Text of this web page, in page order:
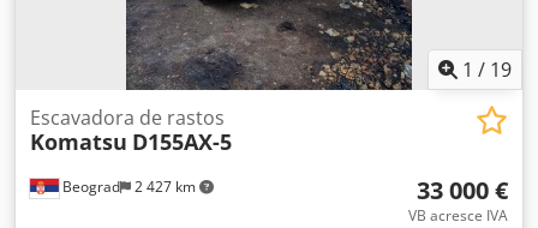
1 / 19
Beograd 2 427 km
Escavadora de rastos
Komatsu D155AX-5
33 000 €
VB acresce IVA